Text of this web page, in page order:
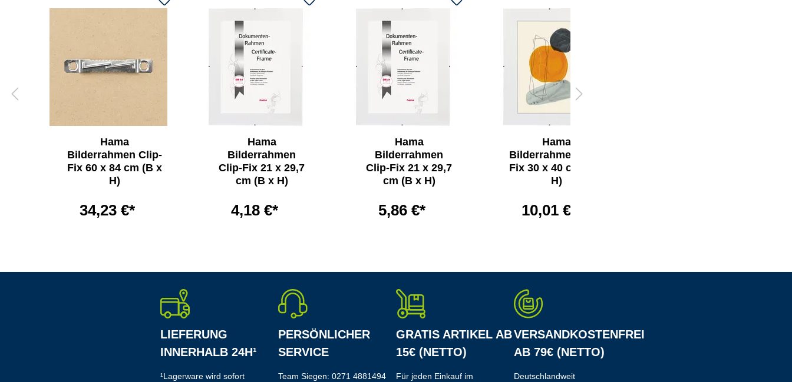
Hama
Bilderrahmen Clip-
Fix 60 x 84 cm (B x
H)
34,23 €*
Hama
Bilderrahmen
Clip-Fix 21 x 29,7
cm (B x H)
4,18 €*
Hama
Bilderrahmen
Clip-Fix 21 x 29,7
cm (B x H)
5,86 €*
Hama
Bilderrahmen Clip-
Fix 30 x 40 cm (B x
H)
10,01 €*
LIEFERUNG
INNERHALB 24H¹
¹Lagerware wird sofort
PERSÖNLICHER
SERVICE
Team Siegen: 0271 4881494
GRATIS ARTIKEL AB
15€ (NETTO)
Für jeden Einkauf im
VERSANDKOSTENFREI
AB 79€ (NETTO)
Deutschlandweit